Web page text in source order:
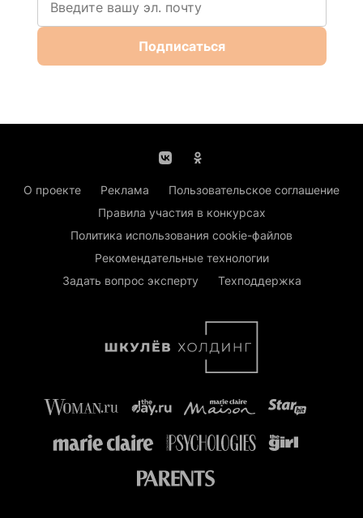
Подписаться
О проекте Реклама
Пользовательское соглашение
Правила участия в конкурсах
Политика использования cookie-файлов
Рекомендательные технологии
Задать вопрос эксперту
Техподдержка